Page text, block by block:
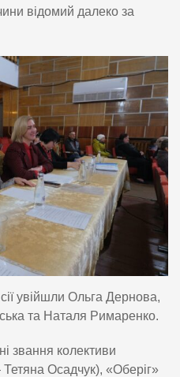
відомий далеко за
увійшли Ольга Дернова,
та Наталя Римаренко.
звання колективи
Осадчук), «Оберіг»